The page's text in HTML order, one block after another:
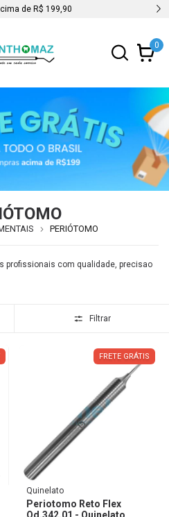
de R$ 199,90
0
PERIÓTOMO
profissionais com qualidade, precisao
Filtrar
FRETE GRÁTIS
Quinelato
Periotomo Reto Flex